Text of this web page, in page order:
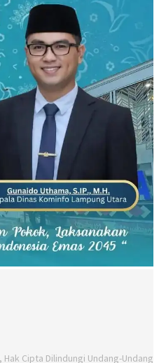
Cipta Dilindungi Undang-Undang